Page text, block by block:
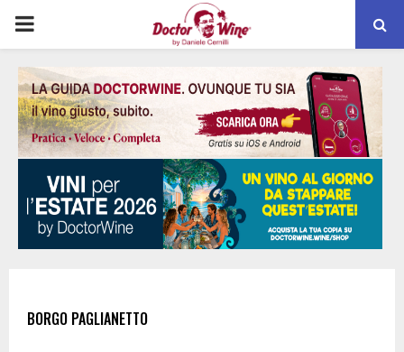
PRIMARY
MENU
BORGO PAGLIANETTO